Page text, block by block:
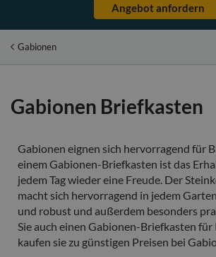
Angebot anfordern
Gabionen
Gabionen Briefkasten
Gabionen eignen sich hervorragend für
einem Gabionen-Briefkasten ist das
jedem Tag wieder eine Freude. Der
macht sich hervorragend in jedem
und robust und außerdem besonders
Sie auch einen Gabionen-Briefkasten für
kaufen sie zu günstigen Preisen bei